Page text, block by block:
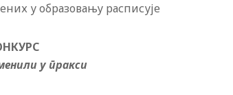
у образовању расписује
у пракси